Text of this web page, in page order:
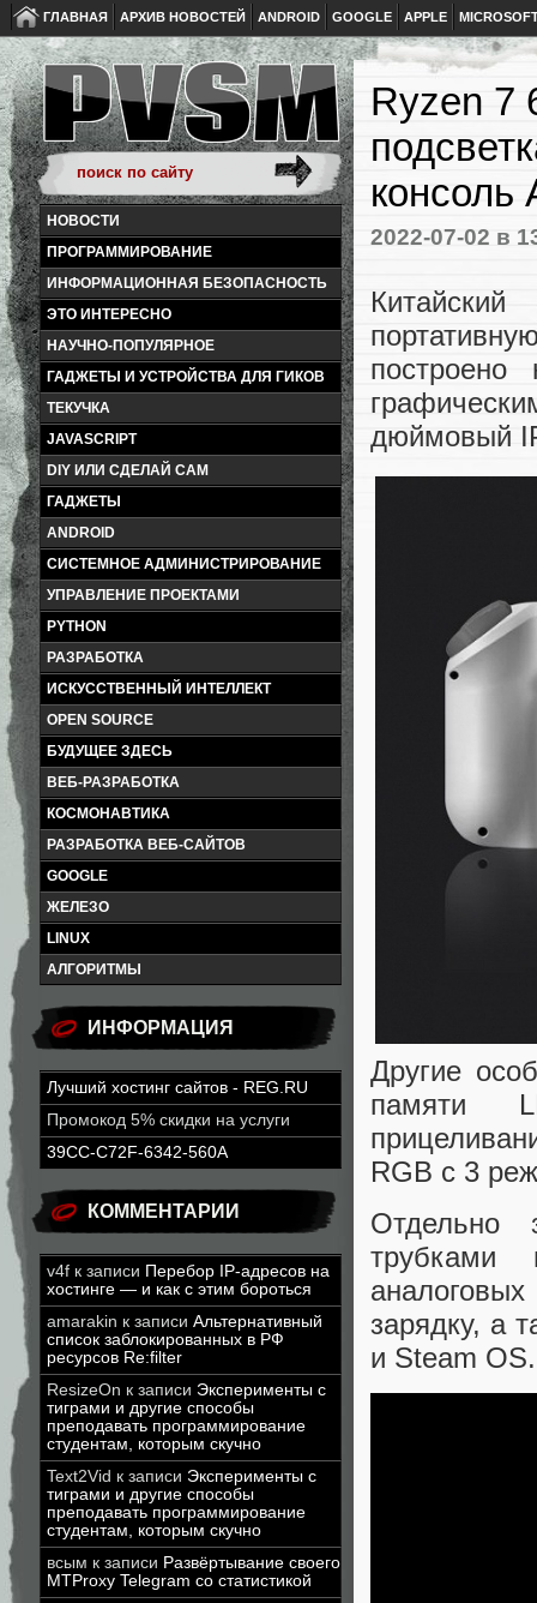
ГЛАВНАЯ АРХИВ НОВОСТЕЙ ANDROID GOOGLE APPLE
НОВОСТИ
ПРОГРАММИРОВАНИЕ
ИНФОРМАЦИОННАЯ БЕЗОПАСНОСТЬ
ЭТО ИНТЕРЕСНО
НАУЧНО-ПОПУЛЯРНОЕ
ГАДЖЕТЫ И УСТРОЙСТВА ДЛЯ ГИКОВ
ТЕКУЧКА
JAVASCRIPT
DIY ИЛИ СДЕЛАЙ САМ
ГАДЖЕТЫ
ANDROID
СИСТЕМНОЕ АДМИНИСТРИРОВАНИЕ
УПРАВЛЕНИЕ ПРОЕКТАМИ
PYTHON
РАЗРАБОТКА
ИСКУССТВЕННЫЙ ИНТЕЛЛЕКТ
OPEN SOURCE
БУДУЩЕЕ ЗДЕСЬ
ВЕБ-РАЗРАБОТКА
КОСМОНАВТИКА
РАЗРАБОТКА ВЕБ-САЙТОВ
GOOGLE
ЖЕЛЕЗО
LINUX
АЛГОРИТМЫ
ИНФОРМАЦИЯ
Лучший хостинг сайтов - REG.RU
Промокод 5% скидки на услуги
39CC-C72F-6342-560A
КОММЕНТАРИИ
v4f к записи Перебор IP-адресов на
хостинге — и как с этим бороться
amarakin к записи Альтернативный
список заблокированных в РФ
ресурсов Re:filter
ResizeOn к записи Эксперименты с
тиграми и другие способы
преподавать программирование
студентам, которым скучно
Text2Vid к записи Эксперименты с
тиграми и другие способы
преподавать программирование
студентам, которым скучно
всым к записи Развёртывание своего
MTProxy Telegram со статистикой
Ryzen 7
консоль
2022-07-02 в
дюймовый
Другие
памяти
RGB с 3
Отдельно
трубками
зарядку, а
и Steam OS.